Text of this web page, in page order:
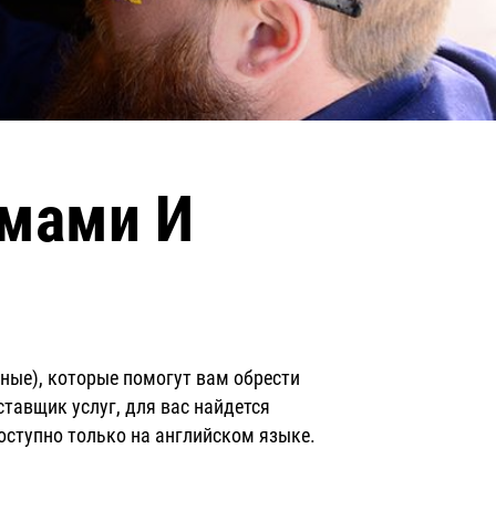
И
которые помогут вам обрести
услуг, для вас найдется
только на английском языке.